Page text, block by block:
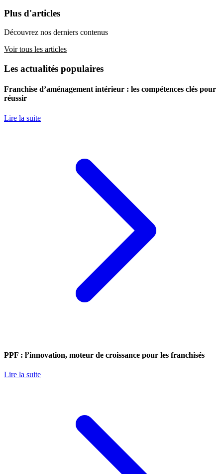
Plus d'articles
Découvrez nos derniers contenus
Voir tous les articles
Les actualités populaires
Franchise d’aménagement intérieur : les compétences clés pour
réussir
Lire la suite
PPF : l’innovation, moteur de croissance pour les franchisés
Lire la suite